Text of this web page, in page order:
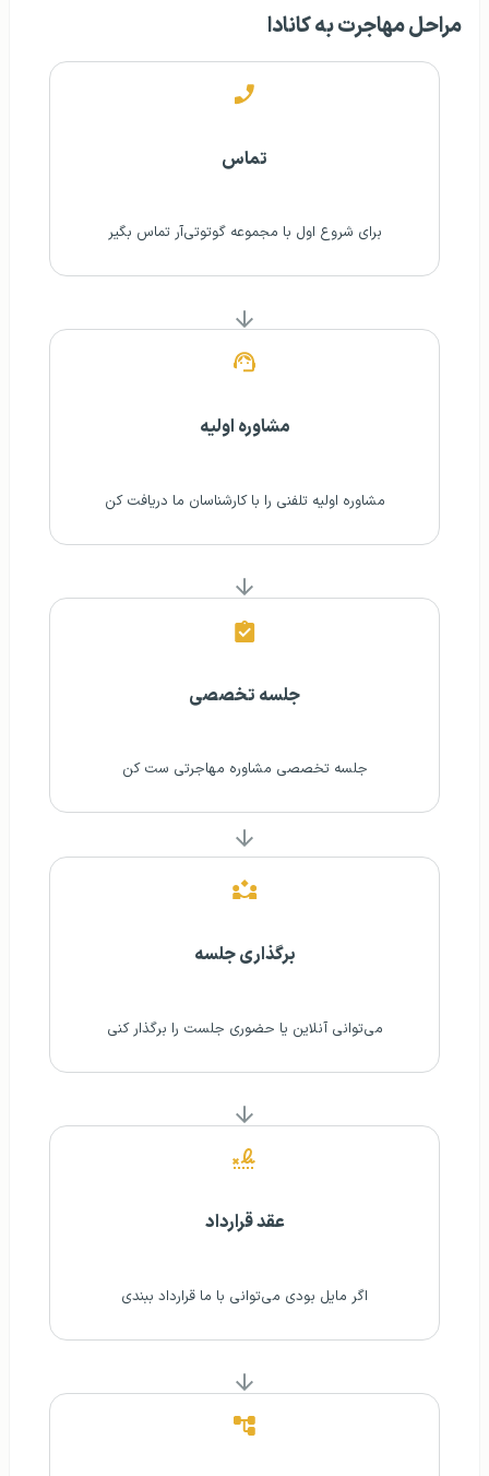
مراحل مهاجرت به کانادا
تماس
برای شروع اول با مجموعه گوتوتی‌آر تماس بگیر
مشاوره اولیه
مشاوره اولیه تلفنی‌ را با کارشناسان ما دریافت کن
جلسه تخصصی
جلسه تخصصی مشاوره مهاجرتی ست کن
برگذاری جلسه
می‌توانی آنلاین یا حضوری جلست را برگذار کنی
عقد قرارداد
اگر مایل بودی می‌توانی با ما قرارداد ببندی